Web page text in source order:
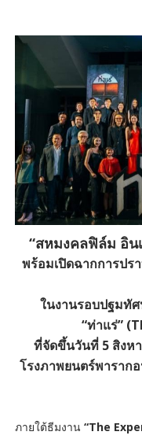
“สหมงคลฟิล์ม อิน
พร้อมเปิดฉากการปร
ในงานรอบปฐมทั
“ท่าแร่”
ที่จัดขึ้นวันที่ 5 สิงห
โรงภาพยนตร์พาราก
ภายใต้ธีมงาน “The